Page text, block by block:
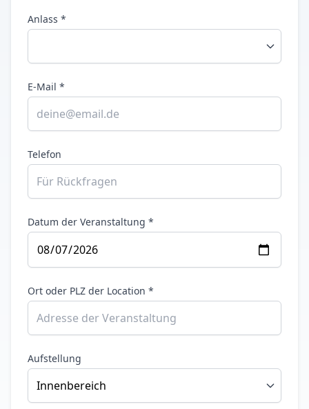
Anlass *
E-Mail *
Telefon
Datum der Veranstaltung *
Ort oder PLZ der Location *
Aufstellung